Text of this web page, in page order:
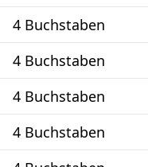
4 Buchstaben
4 Buchstaben
4 Buchstaben
4 Buchstaben